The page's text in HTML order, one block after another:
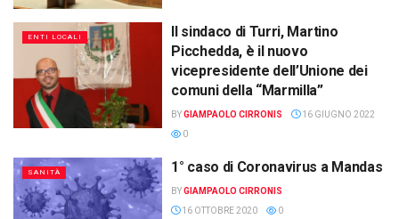
ENTI LOCALI
Il sindaco di Turri, Martino
Picchedda, è il nuovo
vicepresidente dell’Unione dei
comuni della “Marmilla”
BYGIAMPAOLO CIRRONIS
16 GIUGNO 2022
0
SANITÀ 1° caso di Coronavirus a Mandas
BYGIAMPAOLO CIRRONIS
16 OTTOBRE 2020
0